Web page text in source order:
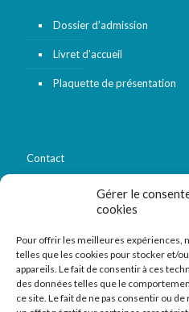
Gérer le
cookies
Pour offrir les meilleures expériences,
telles que les cookies pour stocker et/
appareils. Le fait de consentir à ces
des données telles que le
ce site. Le fait de ne pas consentir ou
Dossier d’admission
Livret d’accueil
Plaquette de présentation
Contact
03 20 44 45 82
23 rue des Bateliers
59800 Lille
Formulaire de contact